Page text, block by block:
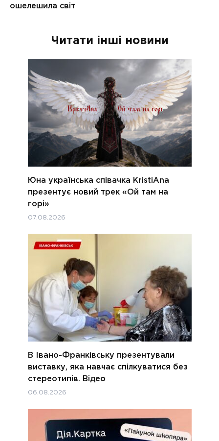
Читати інші новини
Юна українська співачка KristiAna
презентує новий трек «Ой там на
горі»
07.08.2026
В Івано-Франківську презентували
виставку, яка навчає спілкуватися без
стереотипів. Відео
06.08.2026